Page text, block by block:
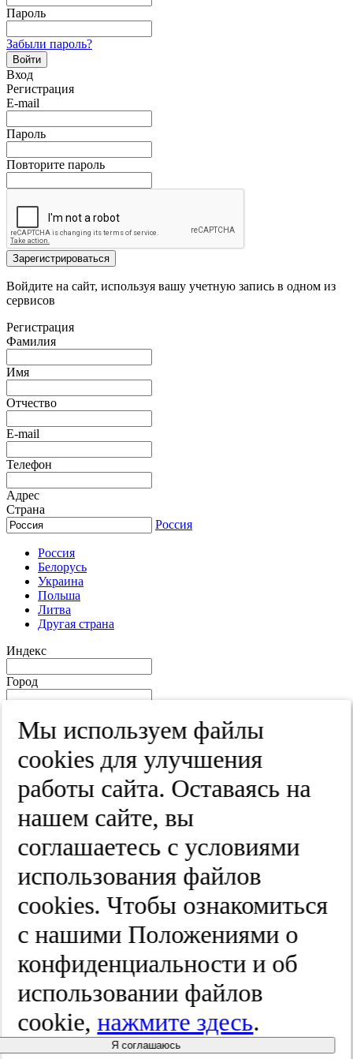
Пароль
Забыли пароль?
Войти
Вход
Регистрация
E-mail
Пароль
Повторите пароль
Зарегистрироваться
Войдите на сайт, используя вашу учетную запись в одном из
сервисов
Регистрация
Фамилия
Имя
Отчество
E-mail
Телефон
Адрес
Страна
Россия
Россия
Белорусь
Украина
Польша
Литва
Другая страна
Индекс
Город
Улица
Квартира
Пароль
Повторите пароль
Мы используем файлы
cооkies для улучшения
работы сайта. Оставаясь на
нашем сайте, вы
соглашаетесь с условиями
использования файлов
cооkies. Чтобы ознакомиться
с нашими Положениями о
конфиденциальности и об
использовании файлов
cookie,нажмите здесь.
Я соглашаюсь